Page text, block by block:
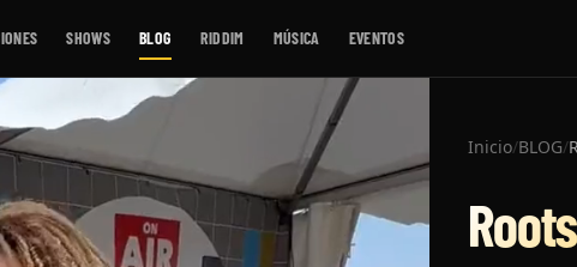
SHOWS BLOG RIDDIM MÚSICA EVENTOS
Inicio/BLOG/